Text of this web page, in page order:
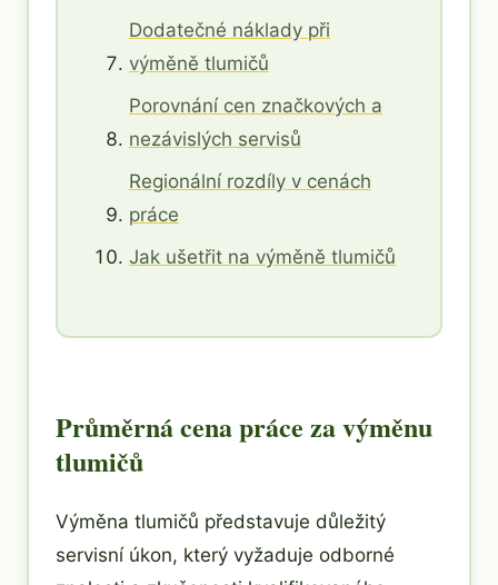
Dodatečné náklady při
výměně tlumičů
Porovnání cen značkových a
nezávislých servisů
Regionální rozdíly v cenách
práce
Jak ušetřit na výměně tlumičů
Průměrná cena práce za výměnu
tlumičů
Výměna tlumičů představuje důležitý
servisní úkon, který vyžaduje odborné